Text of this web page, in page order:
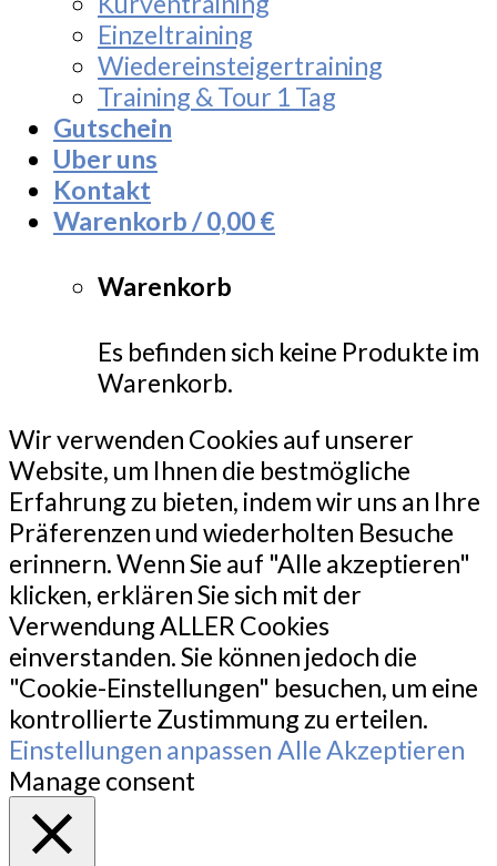
Einzeltraining
Wiedereinsteigertraining
Training & Tour 1 Tag
Gutschein
Uber uns
Kontakt
Warenkorb /0,00€
Warenkorb
Es befinden sich keine Produkte im
Warenkorb.
Wir verwenden Cookies auf unserer
Website, um Ihnen die bestmögliche
Erfahrung zu bieten, indem wir uns an Ihre
Präferenzen und wiederholten Besuche
erinnern. Wenn Sie auf "Alle akzeptieren"
klicken, erklären Sie sich mit der
Verwendung ALLER Cookies
einverstanden. Sie können jedoch die
"Cookie-Einstellungen" besuchen, um eine
kontrollierte Zustimmung zu erteilen.
Einstellungen anpassen Alle Akzeptieren
Manage consent